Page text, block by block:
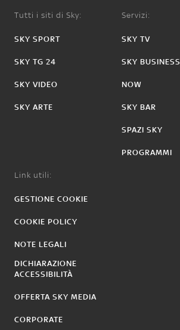
Tutti i siti di Sky:
SKY SPORT
SKY TG 24
SKY VIDEO
SKY ARTE
Servizi:
SKY TV
SKY BUSINESS
NOW
SKY BAR
SPAZI SKY
PROGRAMMI
Link utili:
GESTIONE COOKIE
COOKIE POLICY
NOTE LEGALI
DICHIARAZIONE
ACCESSIBILITÀ
OFFERTA SKY MEDIA
CORPORATE